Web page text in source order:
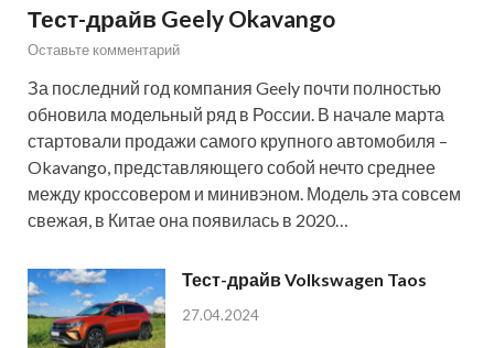
Тест-драйв Geely Okavango
Оставьте комментарий
За последний год компания Geely почти полностью
обновила модельный ряд в России. В начале марта
стартовали продажи самого крупного автомобиля –
Okavango, представляющего собой нечто среднее
между кроссовером и минивэном. Модель эта совсем
свежая, в Китае она появилась в 2020…
Тест-драйв Volkswagen Taos
27.04.2024